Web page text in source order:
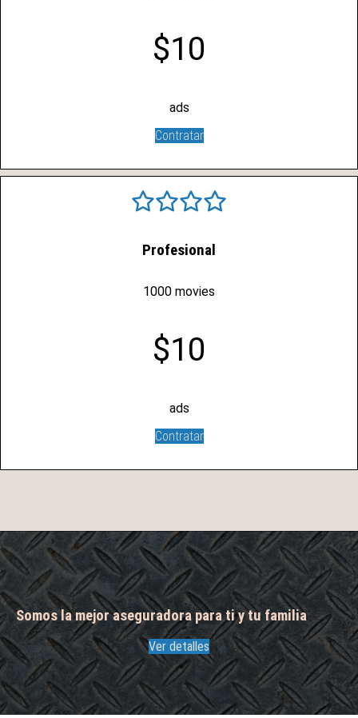
$10
ads
Contratar
Profesional
1000 movies
$10
ads
Contratar
Somos la mejor aseguradora para ti y tu familia
Ver detalles